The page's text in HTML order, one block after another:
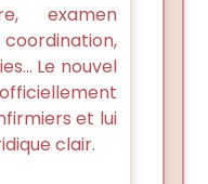
examen
Le nouvel
et lui
clair.